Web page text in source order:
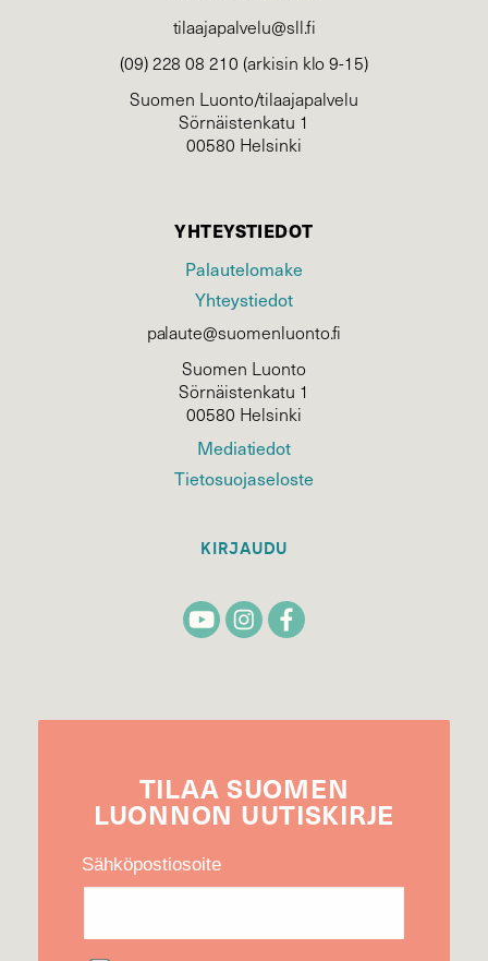
tilaajapalvelu@sll.fi
(09) 228 08 210 (arkisin klo 9-15)
Suomen Luonto/tilaajapalvelu
Sörnäistenkatu 1
00580 Helsinki
YHTEYSTIEDOT
Palautelomake
Yhteystiedot
palaute@suomenluonto.fi
Suomen Luonto
Sörnäistenkatu 1
00580 Helsinki
Mediatiedot
Tietosuojaseloste
KIRJAUDU
TILAA SUOMEN
LUONNON UUTIS­KIRJE
Sähköpostiosoite